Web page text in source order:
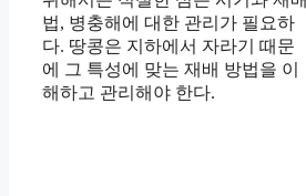
법, 병충해에 대한 관리가 필요하
다. 땅콩은 지하에서 자라기 때문
에 그 특성에 맞는 재배 방법을 이
해하고 관리해야 한다.